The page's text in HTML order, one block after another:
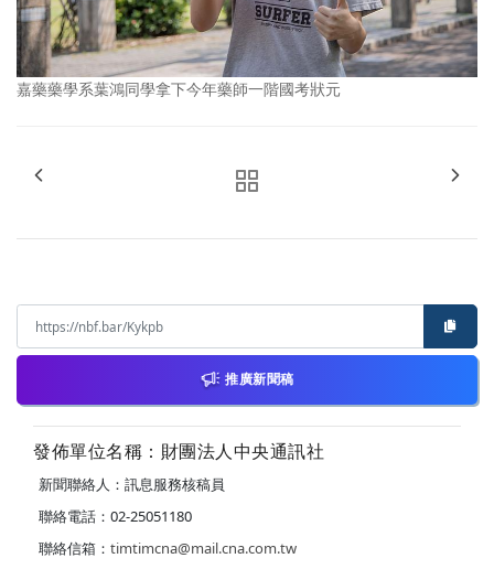
嘉藥藥學系葉鴻同學拿下今年藥師一階國考狀元
推廣新聞稿
發佈單位名稱：財團法人中央通訊社
新聞聯絡人：訊息服務核稿員
聯絡電話：02-25051180
聯絡信箱： timtimcna@mail.cna.com.tw